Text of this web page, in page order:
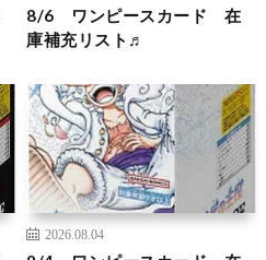
8/6 ワンピースカード 在
庫補充リスト♬
2026.08.04